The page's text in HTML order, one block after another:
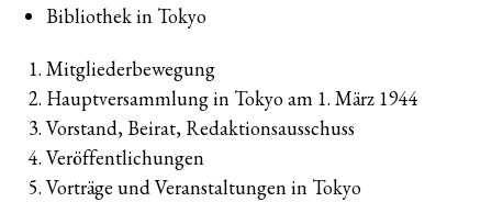
Bibliothek in Tokyo
Mitgliederbewegung
Hauptversammlung in Tokyo am 1. März 1944
Vorstand, Beirat, Redaktionsausschuss
Veröffentlichungen
Vorträge und Veranstaltungen in Tokyo